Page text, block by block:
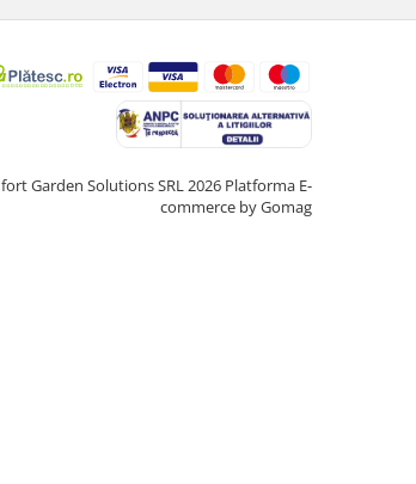
Garden Solutions SRL 2026 Platforma E-
commerce by Gomag